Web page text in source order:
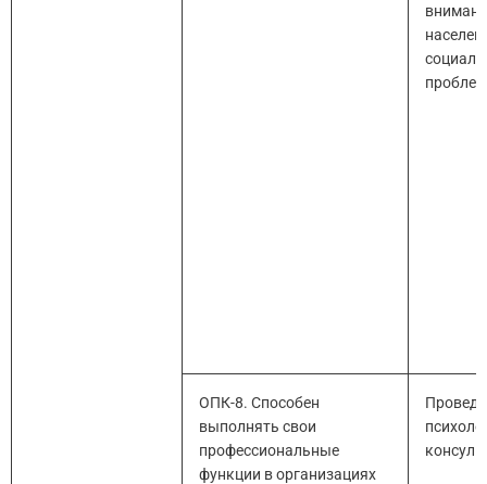
ОПК-8. Способен
выполнять свои
профессиональные
функции в организациях